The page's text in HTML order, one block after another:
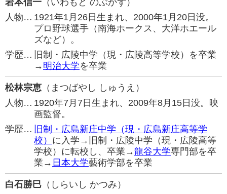
岩本信一 （いわもと のぶかず）
人物… 1921年1月26日生まれ、2000年1月20日没。
プロ野球選手（南海ホークス、大洋ホエール
ズなど）。
学歴…
旧制・広陵中学（現・広陵高等学校）を卒業
→ 明治大学を卒業
松林宗恵 （まつばやし しゅうえ）
人物… 1920年7月7日生まれ、2009年8月15日没。映
画監督。
学歴…
旧制・広島新庄中学（現・広島新庄高等学
校） に入学→旧制・広陵中学（現・広陵高等
学校）に転校し、卒業→龍谷大学専門部を卒
業→ 日本大学藝術学部を卒業
白石勝巳 （しらいし かつみ）